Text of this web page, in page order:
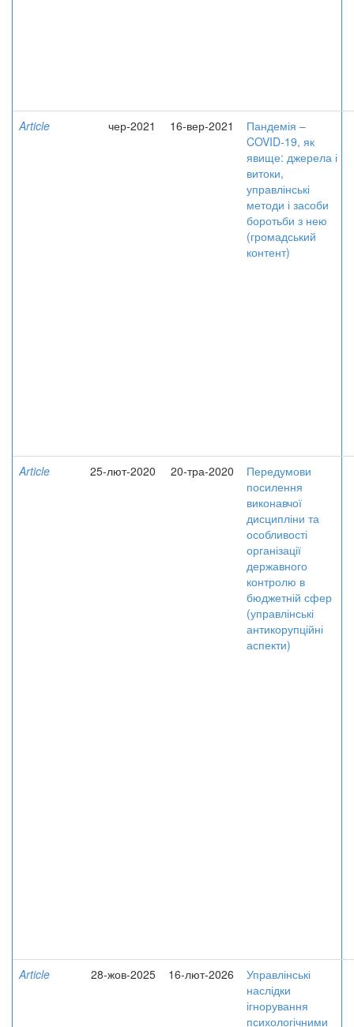
Article чер-2021 16-вер-2021
Пандемія –
COVID-19, як
явище: джерела і
витоки,
управлінські
методи і засоби
боротьби з нею
(громадський
контент)
Article 25-лют-2020 20-тра-2020
Передумови
посилення
виконавчої
дисципліни та
особливості
організації
державного
контролю в
бюджетній сфер
(управлінські
антикорупційні
аспекти)
Article 28-жов-2025 16-лют-2026
Управлінські
наслідки
ігнорування
психологічними